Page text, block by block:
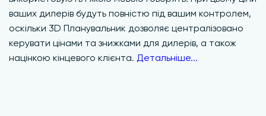
ваших дилерів будуть повністю під вашим контролем,
оскільки 3D Планувальник дозволяє централізовано
керувати цінами та знижками для дилерів, а також
націнкою кінцевого клієнта. Детальніше...